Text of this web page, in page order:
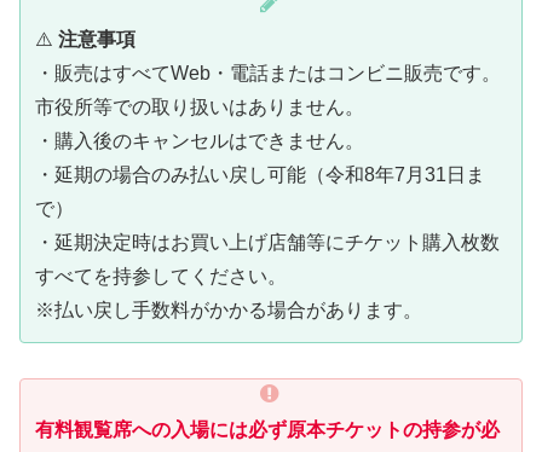
⚠️ 注意事項
・販売はすべてWeb・電話またはコンビニ販売です。
市役所等での取り扱いはありません。
・購入後のキャンセルはできません。
・延期の場合のみ払い戻し可能（令和8年7月31日ま
で）
・延期決定時はお買い上げ店舗等にチケット購入枚数
すべてを持参してください。
※払い戻し手数料がかかる場合があります。
有料観覧席への入場には必ず原本チケットの持参が必